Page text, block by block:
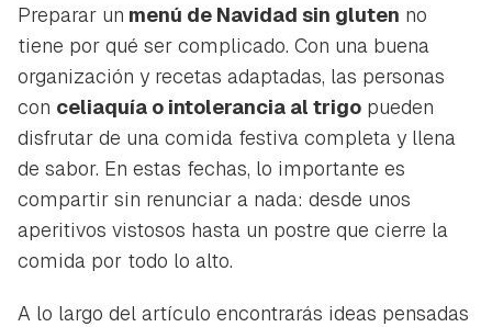
Preparar un menú de Navidad sin gluten no
tiene por qué ser complicado. Con una buena
organización y recetas adaptadas, las personas
con celiaquía o intolerancia al trigo pueden
disfrutar de una comida festiva completa y llena
de sabor. En estas fechas, lo importante es
compartir sin renunciar a nada: desde unos
aperitivos vistosos hasta un postre que cierre la
comida por todo lo alto.
A lo largo del artículo encontrarás ideas pensadas